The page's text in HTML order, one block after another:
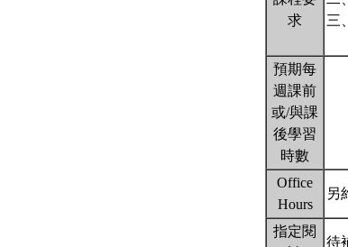
求
三
預期每
週課前
或/與課
後學習
時數
Office
Hours
另
指定閱
待